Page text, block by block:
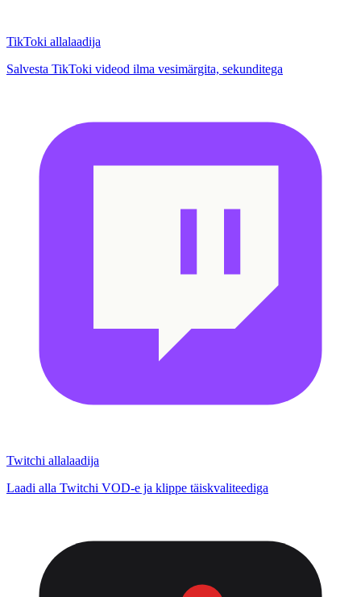
TikToki allalaadija
Salvesta TikToki videod ilma vesimärgita, sekunditega
Twitchi allalaadija
Laadi alla Twitchi VOD-e ja klippe täiskvaliteediga